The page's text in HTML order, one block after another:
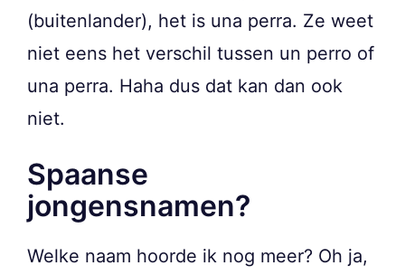
(buitenlander), het is una perra. Ze weet
niet eens het verschil tussen un perro of
una perra. Haha dus dat kan dan ook
niet.
Spaanse
jongensnamen?
Welke naam hoorde ik nog meer? Oh ja,